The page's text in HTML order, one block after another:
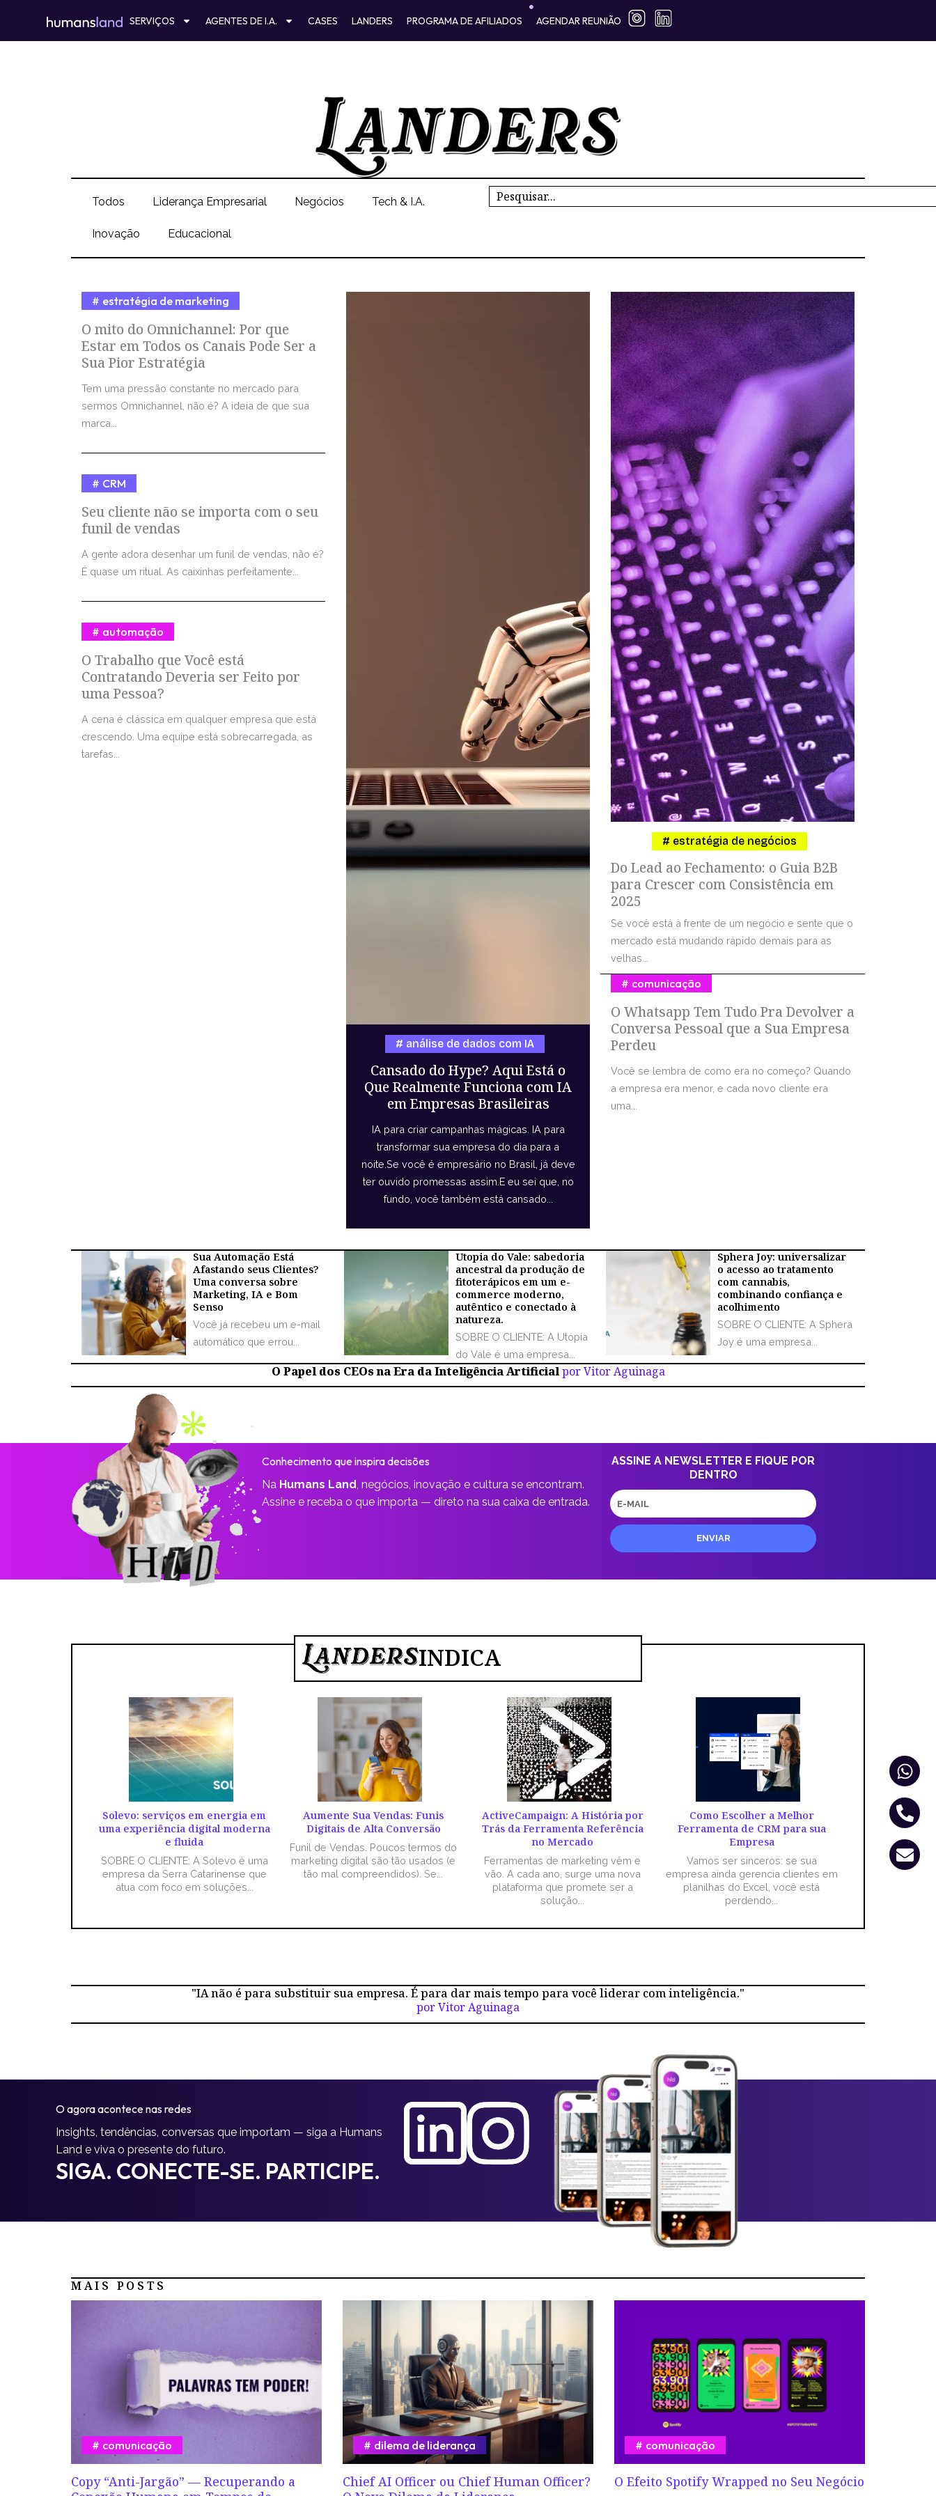
o
SERVIÇOS AGENTES DE I.A. CASES LANDERS PROGRAMA DE AFILIADOS AGENDAR REUNIÃO
Todos Liderança Empresarial Negócios Tech & I.A.
Inovação Educacional
Search
O mito do Omnichannel: Por que
Estar em Todos os Canais Pode Ser a
Sua Pior Estratégia
estratégia de marketing
Tem uma pressão constante no mercado para
sermos Omnichannel, não é? A ideia de que sua
marca...
Seu cliente não se importa com o seu
funil de vendas
CRM
A gente adora desenhar um funil de vendas, não é?
É quase um ritual. As caixinhas perfeitamente...
O Trabalho que Você está
Contratando Deveria ser Feito por
uma Pessoa?
automação
A cena é clássica em qualquer empresa que está
crescendo. Uma equipe está sobrecarregada, as
tarefas...
Cansado do Hype? Aqui Está o
Que Realmente Funciona com IA
em Empresas Brasileiras
análise de dados com IA
IA para criar campanhas mágicas. IA para
transformar sua empresa do dia para a
noite.Se você é empresário no Brasil, já deve
ter ouvido promessas assim.E eu sei que, no
fundo, você também está cansado...
Do Lead ao Fechamento: o Guia B2B
para Crescer com Consistência em
2025
estratégia de negócios
Se você está à frente de um negócio e sente que o
mercado está mudando rápido demais para as
velhas...
O Whatsapp Tem Tudo Pra Devolver a
Conversa Pessoal que a Sua Empresa
Perdeu
comunicação
Você se lembra de como era no começo? Quando
a empresa era menor, e cada novo cliente era
uma...
Sua Automação Está
Afastando seus Clientes?
Uma conversa sobre
Marketing, IA e Bom
Senso
Você já recebeu um e-mail
automático que errou...
Utopia do Vale: sabedoria
ancestral da produção de
fitoterápicos em um e-
commerce moderno,
autêntico e conectado à
natureza.
SOBRE O CLIENTE: A Utopia
do Vale é uma empresa...
Sphera Joy: universalizar
o acesso ao tratamento
com cannabis,
combinando confiança e
acolhimento
SOBRE O CLIENTE: A Sphera
Joy é uma empresa...
O Papel dos CEOs na Era da Inteligência Artificialpor Vitor Aguinaga
Conhecimento que inspira decisões
Na Humans Land, negócios, inovação e cultura se encontram.
Assine e receba o que importa — direto na sua caixa de entrada.
ASSINE A NEWSLETTER E FIQUE POR
DENTRO
E-
mail
ENVIAR
INDICA
Solevo: serviços em energia em
uma experiência digital moderna
e fluida
SOBRE O CLIENTE: A Solevo é uma
empresa da Serra Catarinense que
atua com foco em soluções...
Aumente Sua Vendas: Funis
Digitais de Alta Conversão
Funil de Vendas. Poucos termos do
marketing digital são tão usados (e
tão mal compreendidos). Se...
ActiveCampaign: A História por
Trás da Ferramenta Referência
no Mercado
Ferramentas de marketing vêm e
vão. A cada ano, surge uma nova
plataforma que promete ser a
solução...
Como Escolher a Melhor
Ferramenta de CRM para sua
Empresa
Vamos ser sinceros: se sua
empresa ainda gerencia clientes em
planilhas do Excel, você está
perdendo...
"IA não é para substituir sua empresa. É para dar mais tempo para você liderar com inteligência."
por Vitor Aguinaga
O agora acontece nas redes
Insights, tendências, conversas que importam — siga a Humans
Land e viva o presente do futuro.
SIGA. CONECTE-SE. PARTICIPE.
MAIS POSTS
Copy “Anti-Jargão” — Recuperando a
comunicação
Chief AI Officer ou Chief Human Officer?
dilema de liderança
O Efeito Spotify Wrapped no Seu Negócio
comunicação
alt